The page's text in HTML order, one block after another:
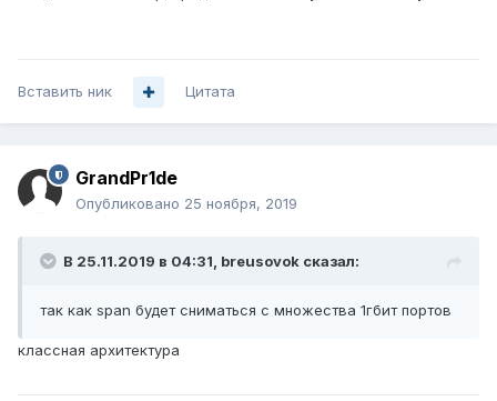
Вставить ник Цитата
GrandPr1de
Опубликовано 25 ноября, 2019
В 25.11.2019 в 04:31, breusovok сказал:
так как span будет сниматься с множества 1гбит портов
классная архитектура